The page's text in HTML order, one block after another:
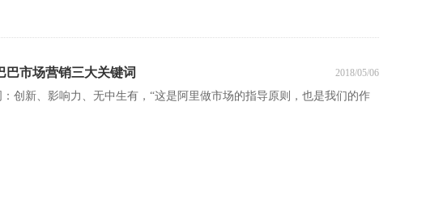
巴市场营销三大关键词 2018/05/06
创新、影响力、无中生有，“这是阿里做市场的指导原则，也是我们的作